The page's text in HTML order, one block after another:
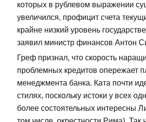
которых в рублевом выражении
увеличился, профицит счета
крайне низкий уровень
заявил министр финансов Антон
Греф признал, что скорость
проблемных кредитов опережает
менеджмента банка. Ката почти
стилях, поскольку истоки у всех
более состоятельных интересны